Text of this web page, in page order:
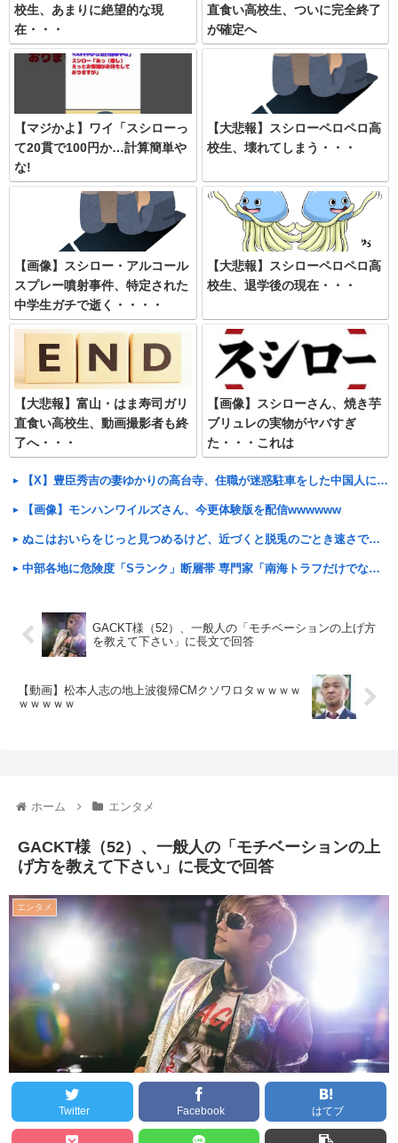
校生、あまりに絶望的な現
在・・・
直食い高校生、ついに完全終了
が確定へ
【マジかよ】ワイ「スシローっ
て20貫で100円か…計算簡単や
な!
【大悲報】スシローペロペロ高
校生、壊れてしまう・・・
【画像】スシロー・アルコール
スプレー噴射事件、特定された
中学生ガチで逝く・・・・
【大悲報】スシローペロペロ高
校生、退学後の現在・・・
【大悲報】富山・はま寿司ガリ
直食い高校生、動画撮影者も終
了へ・・・
【画像】スシローさん、焼き芋
ブリュレの実物がヤバすぎ
た・・・これは
【X】豊臣秀吉の妻ゆかりの高台寺、住職が迷惑駐車をした中国人に注意したら「もうすぐ日本は中国の一部になるのに偉そうにしてたら消されるよ」と脅される⇒ 中国のSNSで拡散され炎上⇒ 寺がなぜか火災で全焼
【画像】モンハンワイルズさん、今更体験版を配信wwwwww
ぬこはおいらをじっと見つめるけど、近づくと脱兎のごとき速さで逃げる そして振り返り、また逃げる【再】
中部各地に危険度「Sランク」断層帯 専門家「南海トラフだけでなく直下型地震にも注意を」
GACKT様（52）、一般人の「モチベーションの上げ方
を教えて下さい」に長文で回答
【動画】松本人志の地上波復帰CMクソワロタｗｗｗｗ
ｗｗｗｗｗ
ホーム エンタメ
GACKT様（52）、一般人の「モチベーションの上
げ方を教えて下さい」に長文で回答
エンタメ
Twitter Facebook はてブ